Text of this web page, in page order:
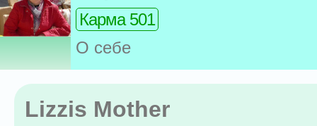
Карма 501
О себе
Lizzis Mother